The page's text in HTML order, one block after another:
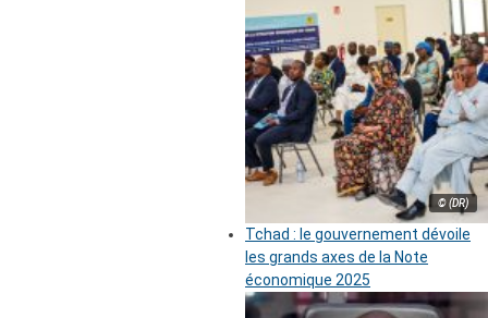
© (DR)
Tchad : le gouvernement dévoile
les grands axes de la Note
économique 2025